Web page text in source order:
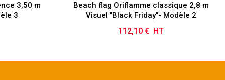
3,50 m
3
Beach flag Oriflamme classique 2,8 m
Visuel "Black Friday"- Modèle 2
Prix
112,10 € HT